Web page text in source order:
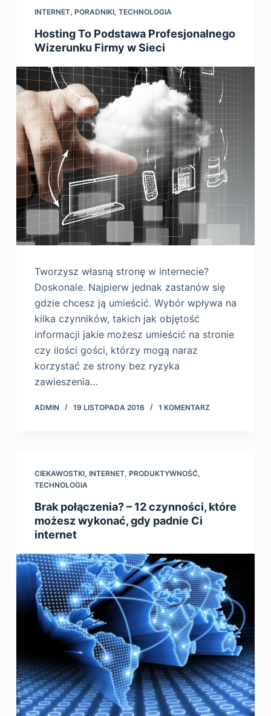
INTERNET, PORADNIKI, TECHNOLOGIA
Hosting To Podstawa Profesjonalnego
Wizerunku Firmy w Sieci
Tworzysz własną stronę w internecie?
Doskonale. Najpierw jednak zastanów się
gdzie chcesz ją umieścić. Wybór wpływa na
kilka czynników, takich jak objętość
informacji jakie możesz umieścić na stronie
czy ilości gości, którzy mogą naraz
korzystać ze strony bez ryzyka
zawieszenia…
ADMIN 19 LISTOPADA 2016 1 KOMENTARZ
CIEKAWOSTKI, INTERNET, PRODUKTYWNOŚĆ,
TECHNOLOGIA
Brak połączenia? – 12 czynności, które
możesz wykonać, gdy padnie Ci
internet